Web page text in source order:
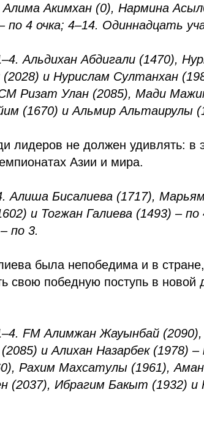
Алима Акимхан (0), Нармина
по 4 очка; 4–14. Одиннадцать
Альдихан Абдигали (1470),
и Нурислам Султанхан
Ризат Улан (2085), Мади
(1670) и Альмир Альтаирулы
лидеров не должен удивлять: в
Азии и мира.
Алиша Бисалиева (1717),
и Тогжан Галиева (1493) – по
по 3.
была непобедима и в
свою победную поступь в новой
FM Алимжан Жауынбай
и Алихан Назарбек (1978) –
Рахим Махсатулы (1961),
(2037), Ибрагим Бакыт (1932)